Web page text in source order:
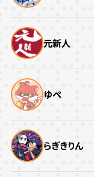
元新人
ゆぺ
らぎきりん